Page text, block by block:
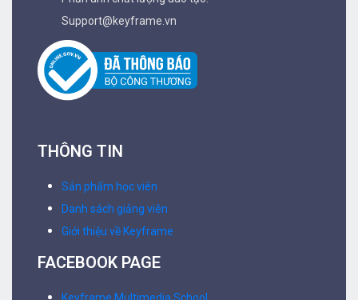
Support@keyframe.vn
THÔNG TIN
Sản phẩm học viên
Danh sách giảng viên
Giới thiệu về Keyframe
FACEBOOK PAGE